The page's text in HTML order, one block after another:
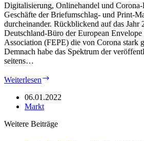
Digitalisierung, Onlinehandel und Corona-
Geschäfte der Briefumschlag- und Print-
durcheinander. Rückblickend auf das Jahr
Deutschland-Büro der European Envelope
Association (FEPE) die von Corona stark
Demnach habe das Spektrum der
seitens…
Weiterlesen
Briefkasten
06.01.2022
Markt
Weitere Beiträge